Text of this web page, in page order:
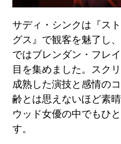
サディ・シンクは『ス
グス』で観客を魅了し
ではブレンダン・フレ
目を集めました。スク
成熟した演技と感情の
齢とは思えないほど素
ウッド女優の中でもひ
す。